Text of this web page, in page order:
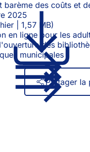
barème des coûts et
2025
1,57 MB
en ligne pour les
des
municipales
Partager la